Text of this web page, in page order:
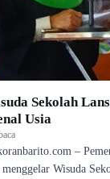
Sekolah
Usia
–
Wisuda